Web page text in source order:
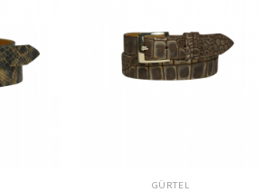
GÜRTEL